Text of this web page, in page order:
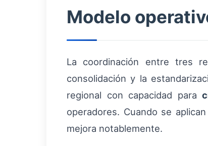
Modelo
La coordinación entre tres
consolidación y la
regional con capacidad para
operadores. Cuando se
mejora notablemente.